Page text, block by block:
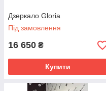
Дзеркало Gloria
Під замовлення
16 650 ₴
Купити